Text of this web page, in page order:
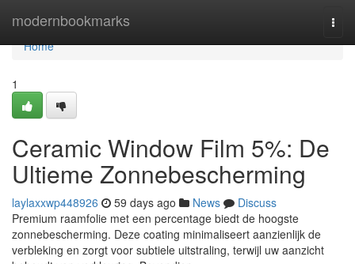
modernbookmarks
Home
Home
1
Ceramic Window Film 5%: De
Ultieme Zonnebescherming
laylaxxwp448926 59 days ago News
Discuss
Premium raamfolie met een percentage biedt de hoogste
zonnebescherming. Deze coating minimaliseert aanzienlijk de
verbleking en zorgt voor subtiele uitstraling, terwijl uw aanzicht